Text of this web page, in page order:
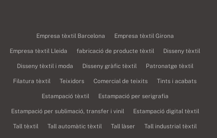
Empresa tèxtil Barcelona Empresa tèxtil Girona
Empresa tèxtil Lleida fabricació de producte tèxtil Disseny tèxtil
Disseny tèxtil i moda Disseny gràfic tèxtil Patronatge tèxtil
Filatura tèxtil Teixidors Comercial de teixits Tints i acabats
Estampació tèxtil Estampació per serigrafia
Estampació per sublimació, transfer i vinil Estampació digital tèxtil
Tall tèxtil Tall automàtic tèxtil Tall làser Tall industrial tèxtil